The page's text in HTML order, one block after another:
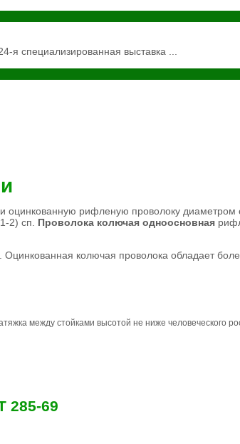
я специализированная выставка ...
оцинкованную рифленую проволоку
2) сп. Проволока колючая одноосновная
колючая проволока обладает
между стойками высотой не ниже человеческого
69